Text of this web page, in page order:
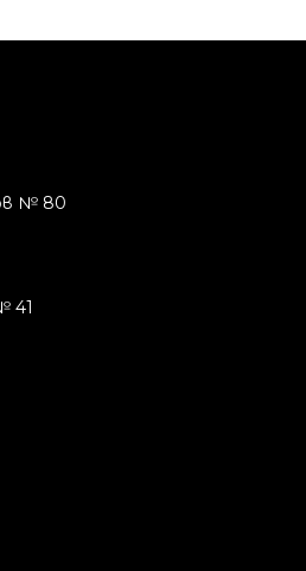
№ 80
41